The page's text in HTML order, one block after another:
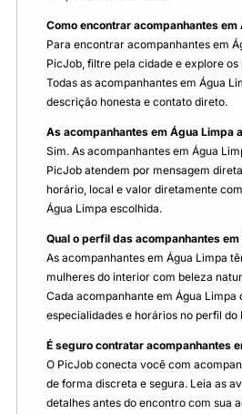
Como encontrar acompanhantes em
Para encontrar acompanhantes em
PicJob, filtre pela cidade e explore
Todas as acompanhantes em Água
descrição honesta e contato direto.
As acompanhantes em Água Limpa
Sim. As acompanhantes em Água
PicJob atendem por mensagem
horário, local e valor diretamente
Água Limpa escolhida.
Qual o perfil das acompanhantes
As acompanhantes em Água Limpa
mulheres do interior com beleza
Cada acompanhante em Água Limpa
especialidades e horários no perfil do
É seguro contratar acompanhantes
O PicJob conecta você com
de forma discreta e segura. Leia as
detalhes antes do encontro com sua